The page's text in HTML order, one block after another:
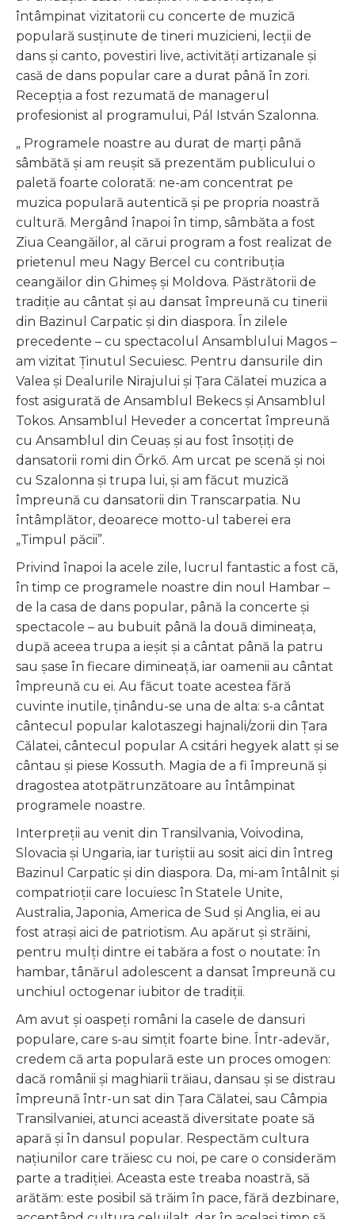
întâmpinat vizitatorii cu concerte de muzică
populară susținute de tineri muzicieni, lecții de
dans și canto, povestiri live, activități artizanale și
casă de dans popular care a durat până în zori.
Recepția a fost rezumată de managerul
profesionist al programului, Pál István Szalonna.
„ Programele noastre au durat de marți până
sâmbătă și am reușit să prezentăm publicului o
paletă foarte colorată: ne-am concentrat pe
muzica populară autentică și pe propria noastră
cultură. Mergând înapoi în timp, sâmbăta a fost
Ziua Ceangăilor, al cărui program a fost realizat de
prietenul meu Nagy Bercel cu contribuția
ceangăilor din Ghimeș și Moldova. Păstrătorii de
tradiție au cântat și au dansat împreună cu tinerii
din Bazinul Carpatic și din diaspora. În zilele
precedente – cu spectacolul Ansamblului Magos –
am vizitat Ținutul Secuiesc. Pentru dansurile din
Valea şi Dealurile Nirajului și Țara Călatei muzica a
fost asigurată de Ansamblul Bekecs și Ansamblul
Tokos. Ansamblul Heveder a concertat împreună
cu Ansamblul din Ceuaș și au fost însoțiți de
dansatorii romi din Őrkő. Am urcat pe scenă și noi
cu Szalonna și trupa lui, și am făcut muzică
împreună cu dansatorii din Transcarpatia. Nu
întâmplător, deoarece motto-ul taberei era
„Timpul păcii”.
Privind înapoi la acele zile, lucrul fantastic a fost că,
în timp ce programele noastre din noul Hambar –
de la casa de dans popular, până la concerte și
spectacole – au bubuit până la două dimineața,
după aceea trupa a ieșit și a cântat până la patru
sau șase în fiecare dimineață, iar oamenii au cântat
împreună cu ei. Au făcut toate acestea fără
cuvinte inutile, ţinându-se una de alta: s-a cântat
cântecul popular kalotaszegi hajnali/zorii din Țara
Călatei, cântecul popular A csitári hegyek alatt și se
cântau și piese Kossuth. Magia de a fi împreună și
dragostea atotpătrunzătoare au întâmpinat
programele noastre.
Interpreții au venit din Transilvania, Voivodina,
Slovacia și Ungaria, iar turiștii au sosit aici din întreg
Bazinul Carpatic și din diaspora. Da, mi-am întâlnit și
compatrioții care locuiesc în Statele Unite,
Australia, Japonia, America de Sud și Anglia, ei au
fost atrași aici de patriotism. Au apărut și străini,
pentru mulți dintre ei tabăra a fost o noutate: în
hambar, tânărul adolescent a dansat împreună cu
unchiul octogenar iubitor de tradiții.
Am avut şi oaspeţi români la casele de dansuri
populare, care s-au simţit foarte bine. Într-adevăr,
credem că arta populară este un proces omogen:
dacă românii și maghiarii trăiau, dansau și se distrau
împreună într-un sat din Țara Călatei, sau Câmpia
Transilvaniei, atunci această diversitate poate să
apară și în dansul popular. Respectăm cultura
națiunilor care trăiesc cu noi, pe care o considerăm
parte a tradiției. Aceasta este treaba noastră, să
arătăm: este posibil să trăim în pace, fără dezbinare,